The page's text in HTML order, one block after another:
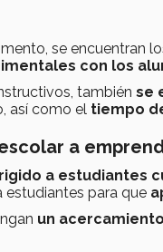
se encuentran
con los
también se
así como el tiempo
a
a estudiantes
estudiantes para que
un